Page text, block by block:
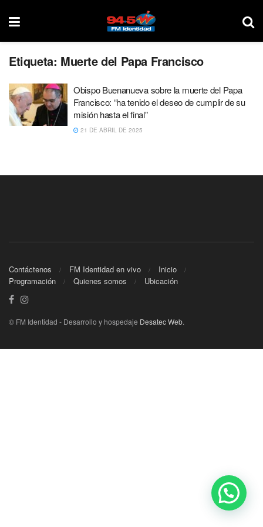
Etiqueta: Muerte del Papa Francisco
Obispo Buenanueva sobre la muerte del Papa
Francisco: “ha tenido el deseo de cumplir de su
misión hasta el final”
21 DE ABRIL DE 2025
Contáctenos FM Identidad en vivo
Inicio
Programación
Quienes somos Ubicación
© FM Identidad - Desarrollo y hospedaje Desatec Web.